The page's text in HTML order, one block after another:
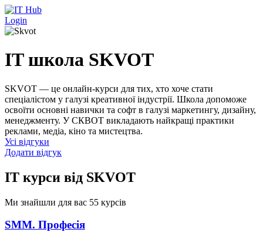
Перейти до основного вмісту
Login
IT школа SKVOT
SKVOT — це онлайн-курси для тих, хто хоче стати
спеціалістом у галузі креативної індустрії. Школа допоможе
освоїти основні навички та софт в галузі маркетингу, дизайну,
менеджменту. У СКВОТ викладають найкращі практики
реклами, медіа, кіно та мистецтва.
Усі відгуки
Додати відгук
IT курси від SKVOT
Ми знайшли для вас 55 курсів
SMM. Професія